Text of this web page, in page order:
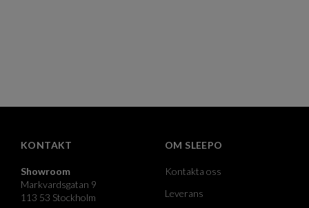
KONTAKT
Showroom
Markvardsgatan 9
113 53 Stockholm
OM SLEEPO
Kontakta oss
Leverans